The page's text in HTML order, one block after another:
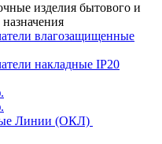
изделия бытового и
влагозащищенные
накладные IP20
Линии (ОКЛ)